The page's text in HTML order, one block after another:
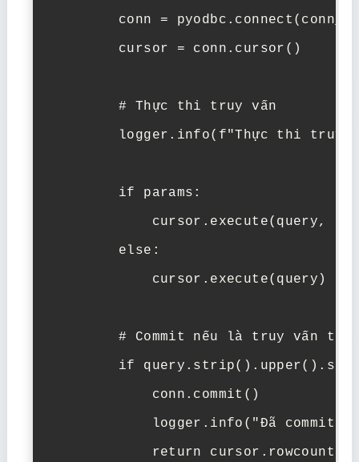
conn =
        cursor = conn.cursor()
        # Thực thi truy vấn
logger.info(f"Thực thi truy
        if params:
cursor.execute(query,
        else:
            cursor.execute(query)
# Commit nếu là truy vấn
if
            conn.commit()
logger.info("Đã commit
return cursor.rowcount